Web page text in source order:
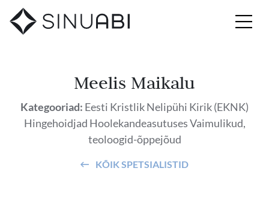
Meelis Maikalu
Kategooriad: Eesti Kristlik Nelipühi Kirik (EKNK)
Hingehoidjad HoolekandeasutusesVaimulikud,
teoloogid-õppejõud
KÕIK SPETSIALISTID